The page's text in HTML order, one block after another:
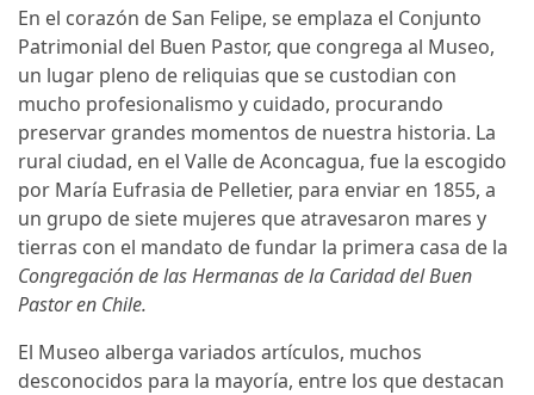
En el corazón de San Felipe, se emplaza el Conjunto
Patrimonial del Buen Pastor, que congrega al Museo,
un lugar pleno de reliquias que se custodian con
mucho profesionalismo y cuidado, procurando
preservar grandes momentos de nuestra historia. La
rural ciudad, en el Valle de Aconcagua, fue la escogido
por María Eufrasia de Pelletier, para enviar en 1855, a
un grupo de siete mujeres que atravesaron mares y
tierras con el mandato de fundar la primera casa de la
Congregación de las Hermanas de la Caridad del Buen
Pastor en Chile.
El Museo alberga variados artículos, muchos
desconocidos para la mayoría, entre los que destacan